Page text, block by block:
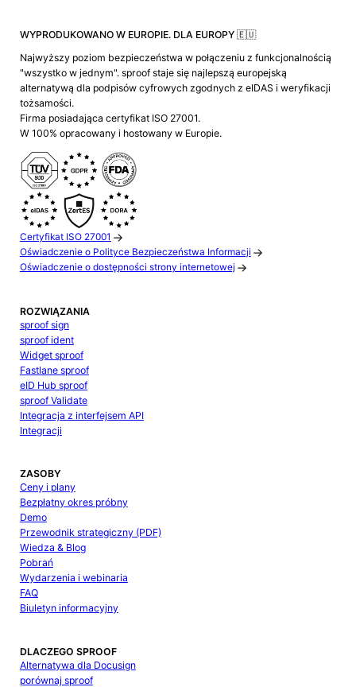
WYPRODUKOWANO W EUROPIE. DLA EUROPY 🇪🇺
Najwyższy poziom bezpieczeństwa w połączeniu z funkcjonalnością
"wszystko w jednym". sproof staje się najlepszą europejską
alternatywą dla podpisów cyfrowych zgodnych z eIDAS i weryfikacji
tożsamości.
Firma posiadająca certyfikat ISO 27001.
W 100% opracowany i hostowany w Europie.
Certyfikat ISO 27001
Oświadczenie o Polityce Bezpieczeństwa Informacji
Oświadczenie o dostępności strony internetowej
ROZWIĄZANIA
sproof sign
sproof ident
Widget sproof
Fastlane sproof
eID Hub sproof
sproof Validate
Integracja z interfejsem API
Integracji
ZASOBY
Ceny i plany
Bezpłatny okres próbny
Demo
Przewodnik strategiczny (PDF)
Wiedza & Blog
Pobrań
Wydarzenia i webinaria
FAQ
Biuletyn informacyjny
DLACZEGO SPROOF
Alternatywa dla Docusign
porównaj sproof